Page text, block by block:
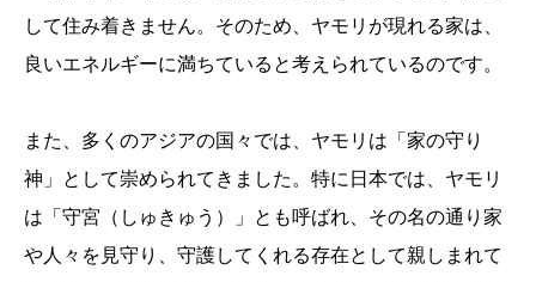
して住み着きません。そのため、ヤモリが現れる家は、
良いエネルギーに満ちていると考えられているのです。
また、多くのアジアの国々では、ヤモリは「家の守り
神」として崇められてきました。特に日本では、ヤモリ
は「守宮（しゅきゅう）」とも呼ばれ、その名の通り家
や人々を見守り、守護してくれる存在として親しまれて